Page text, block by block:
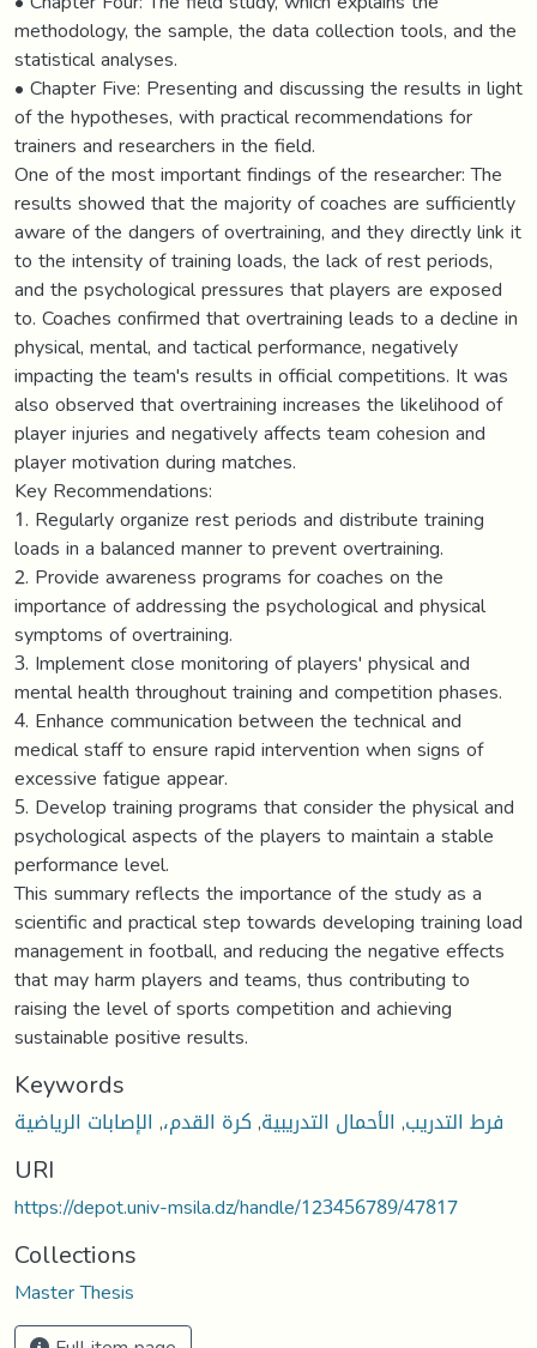
Keywords
فرط التدريب, الأحمال التدريبية,كرة القدم،, الإصابات الرياضية
URI
https://depot.univ-msila.dz/handle/123456789/47817
Collections
Master Thesis